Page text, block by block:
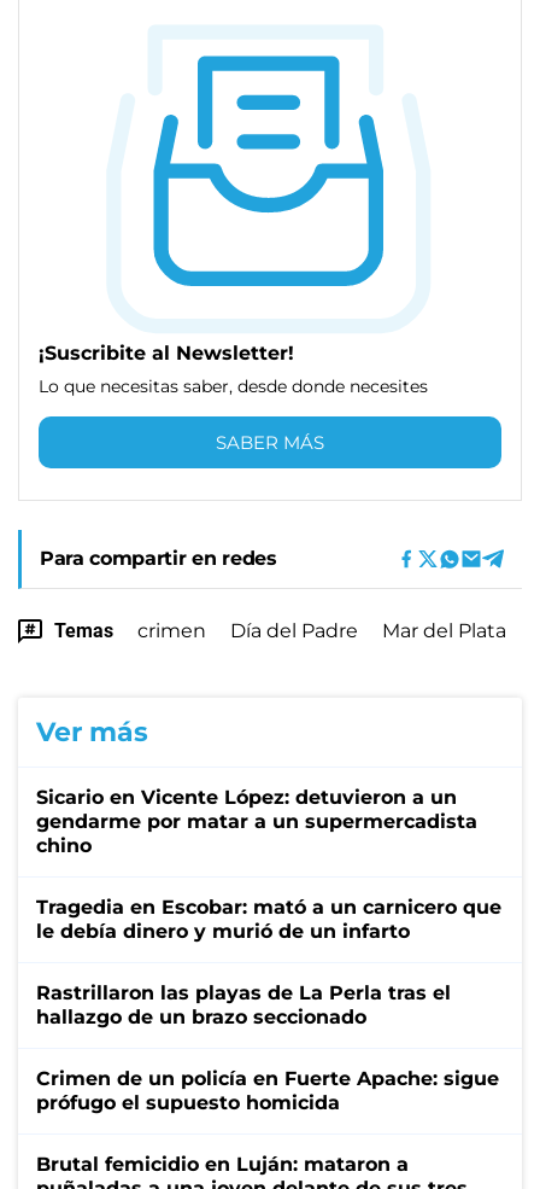
¡Suscribite al Newsletter!
Lo que necesitas saber, desde donde necesites
SABER MÁS
Para compartir en redes
Temas crimen Día del Padre Mar del Plata
Ver más
Sicario en Vicente López: detuvieron a un
gendarme por matar a un supermercadista
chino
Tragedia en Escobar: mató a un carnicero que
le debía dinero y murió de un infarto
Rastrillaron las playas de La Perla tras el
hallazgo de un brazo seccionado
Crimen de un policía en Fuerte Apache: sigue
prófugo el supuesto homicida
Brutal femicidio en Luján: mataron a